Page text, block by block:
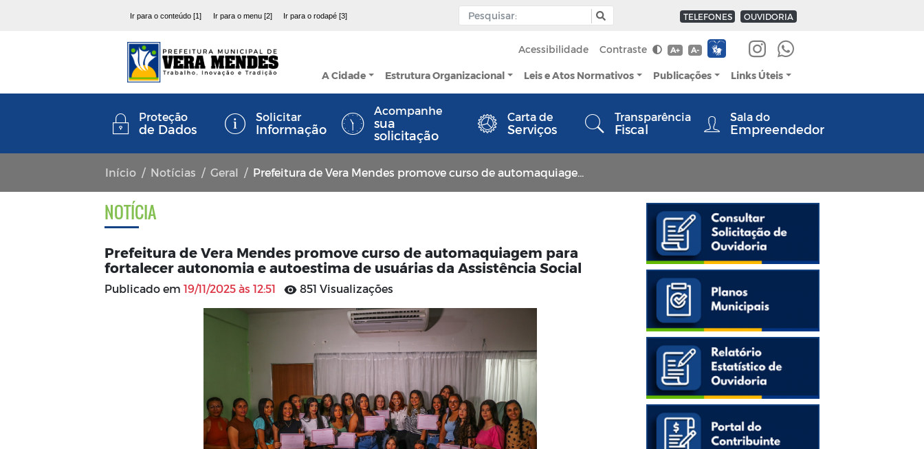
Ir para o conteúdo [1] Ir para o menu [2] Ir para o rodapé [3] TELEFONES OUVIDORIA
Acessibilidade Contraste A+ A-
A Cidade Estrutura Organizacional Leis e Atos Normativos Publicações Links Úteis
Proteção
de Dados
Solicitar
Informação
Acompanhe
sua
solicitação
Carta de
Serviços
Transparência
Fiscal
Sala do
Empreendedor
Início Notícias Geral Prefeitura de Vera Mendes promove curso de automaquiagem para fortalecer autonomia e autoestima de usuárias da Assistência Social
NOTÍCIA
Prefeitura de Vera Mendes promove curso de automaquiagem para
fortalecer autonomia e autoestima de usuárias da Assistência Social
Publicado em 19/11/2025 às 12:51 851 Visualizações